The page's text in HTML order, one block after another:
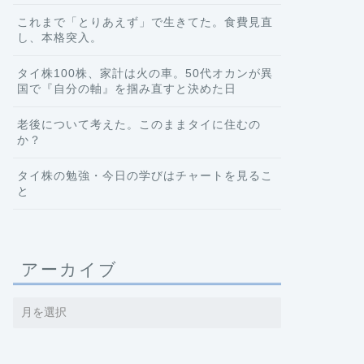
これまで「とりあえず」で生きてた。食費見直
し、本格突入。
タイ株100株、家計は火の車。50代オカンが異
国で『自分の軸』を掴み直すと決めた日
老後について考えた。このままタイに住むの
か？
タイ株の勉強・今日の学びはチャートを見るこ
と
アーカイブ